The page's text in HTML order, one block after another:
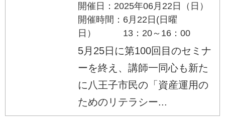
開催日：2025年06月22日（日）
開催時間：6月22日(日曜
日） 13：20～16：00
5月25日に第100回目のセミナ
ーを終え、講師一同心も新た
に八王子市民の「資産運用の
ためのリテラシー...